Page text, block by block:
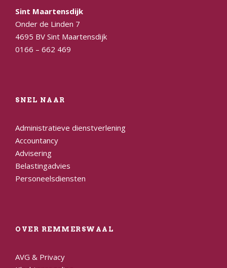
Sint Maartensdijk
Onder de Linden 7
4695 BV Sint Maartensdijk
0166 – 662 469
SNEL NAAR
Administratieve dienstverlening
Accountancy
Advisering
Belastingadvies
Personeelsdiensten
OVER REMMERSWAAL
AVG & Privacy